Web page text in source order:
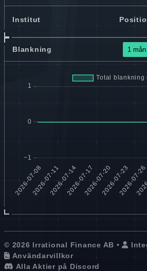
Institut
Blankning 1 mån
© 2026 Irrational Finance AB •
Användarvillkor
Alla Aktier på Discord